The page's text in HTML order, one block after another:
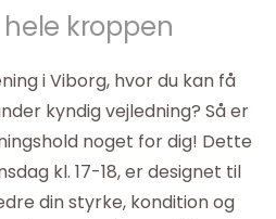
kroppen
i Viborg, hvor du kan få
kyndig vejledning? Så er
noget for dig! Dette
kl. 17-18, er designet til
din styrke, kondition og